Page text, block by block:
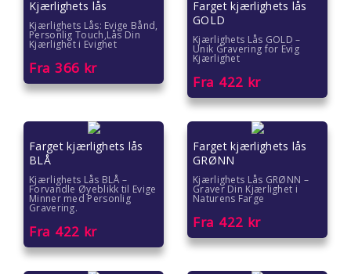
Kjærlighets lås
Kjærlighets Lås: Evige Bånd,
Personlig Touch,Lås Din
Kjærlighet i Evighet
Fra 366 kr
Farget kjærlighets lås
GOLD
Kjærlighets Lås GOLD –
Unik Gravering for Evig
Kjærlighet
Fra 422 kr
Farget kjærlighets lås
BLÅ
Kjærlighets Lås BLÅ –
Forvandle Øyeblikk til Evige
Minner med Personlig
Gravering.
Fra 422 kr
Farget kjærlighets lås
GRØNN
Kjærlighets Lås GRØNN –
Graver Din Kjærlighet i
Naturens Farge
Fra 422 kr